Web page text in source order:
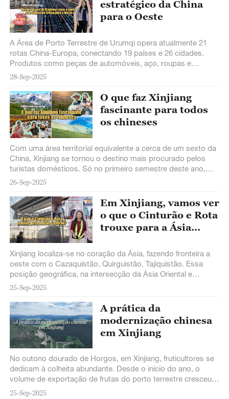
estratégico da China
para o Oeste
A Área de Porto Terrestre de Urumqi opera atualmente 21
rotas China-Europa, conectando 19 países e 26 cidades.
Produtos como peças de automóveis, aço, roupas e
materiais de construção são os principais produtos de
exportação chinesa por aqui.
28-Sep-2025
O que faz Xinjiang
fascinante para todos
os chineses
Com uma área territorial equivalente a cerca de um sexto da
China, Xinjiang se tornou o destino mais procurado pelos
turistas domésticos. Só no primeiro semestre deste ano,
Xinjiang já recebeu mais de 130 milhões de turistas. Venha
descobrir comigo os motivos!
26-Sep-2025
Em Xinjiang, vamos ver
o que o Cinturão e Rota
trouxe para a Ásia
Xinjiang localiza-se no coração da Ásia, fazendo fronteira a
oeste com o Cazaquistão, Quirguistão, Tajiquistão. Essa
posição geográfica, na intersecção da Ásia Oriental e
Central, fez dela um hub vital para o intercâmbio cultural
entre Oriente e Ocidente desde os tempos antigos.
25-Sep-2025
A prática da
modernização chinesa
em Xinjiang
No outono dourado de Horgos, em Xinjiang, fruticultores se
dedicam à colheita abundante. Desde o início do ano, o
volume de exportação de frutas do porto terrestre cresceu
significativamente,
25-Sep-2025